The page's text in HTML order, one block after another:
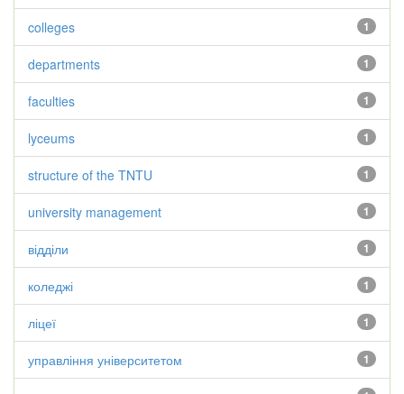
1
colleges
1
departments
1
faculties
1
lyceums
1
structure of the TNTU
1
university management
1
відділи
1
коледжі
1
ліцеї
1
управління університетом